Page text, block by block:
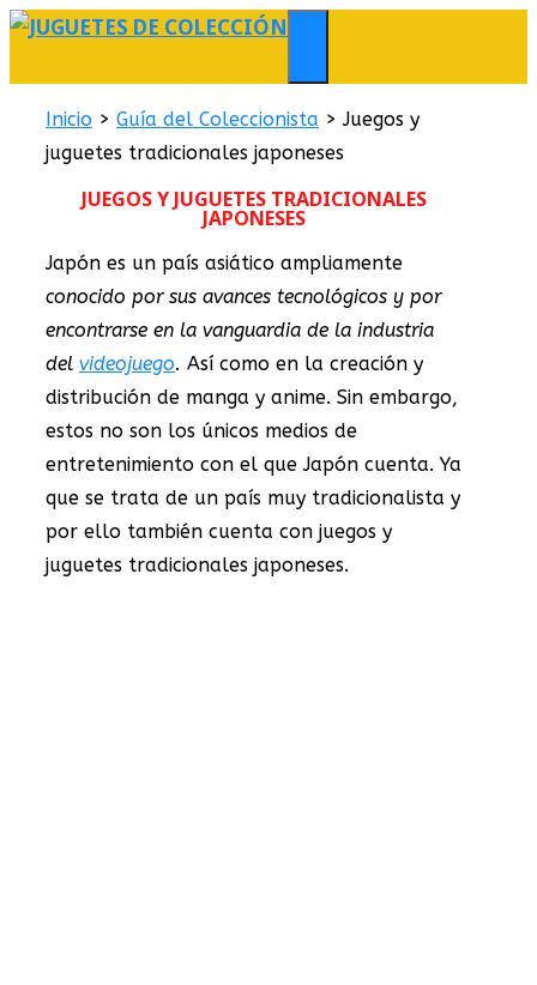
Saltar
contenido
MENÚ
Inicio > Guía del Coleccionista >Juegos y
juguetes tradicionales japoneses
JUEGOS Y JUGUETES TRADICIONALES
JAPONESES
Japón es un país asiático ampliamente
conocido por sus avances tecnológicos y por
encontrarse en la vanguardia de la industria
del videojuego. Así como en la creación y
distribución de manga y anime. Sin embargo,
estos no son los únicos medios de
entretenimiento con el que Japón cuenta. Ya
que se trata de un país muy tradicionalista y
por ello también cuenta con juegos y
juguetes tradicionales japoneses.